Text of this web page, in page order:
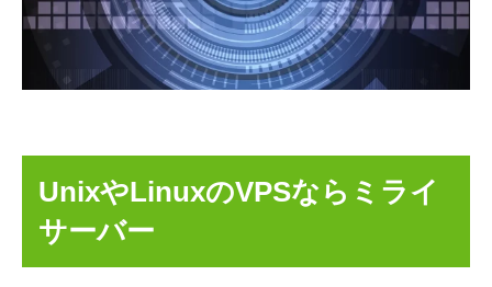
UnixやLinuxのVPSならミライ
サーバー